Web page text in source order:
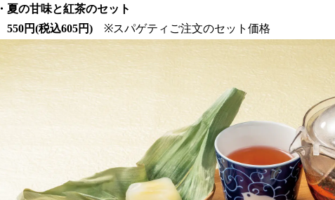
・夏の甘味と紅茶のセット
550円(税込605円) ※スパゲティご注文のセット価格